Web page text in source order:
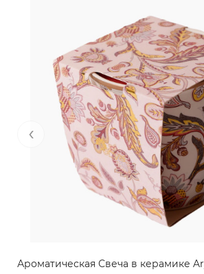
Ароматическая Свеча в керамике
‹